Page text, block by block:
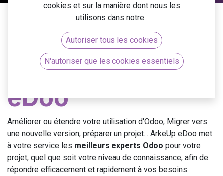
Les expertises
eDoo
Améliorer ou étendre votre utilisation d'Odoo, Migrer vers
une nouvelle version, préparer un projet... ArkeUp eDoo met
à votre service les meilleurs experts Odoo pour votre
projet, quel que soit votre niveau de connaissance, afin de
répondre efficacement et rapidement à vos besoins.
cookies et sur la manière dont nous les
utilisons dans notre .
Autoriser tous les cookies
N'autoriser que les cookies essentiels